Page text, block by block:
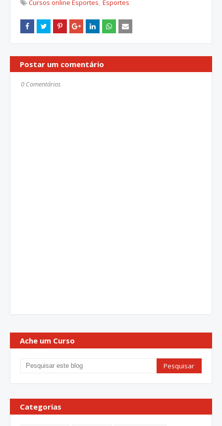
Cursos online Esportes Esportes
Postar um comentário
0 Comentários
Ache um Curso
Categorias